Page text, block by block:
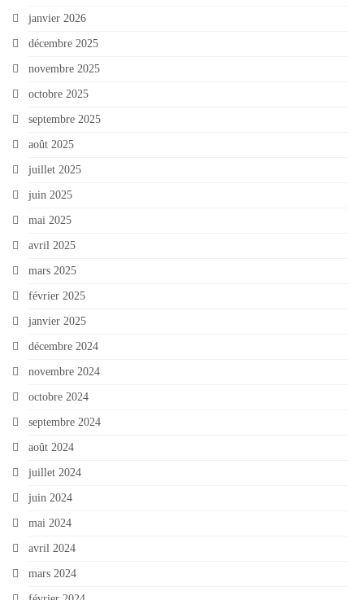
janvier 2026
décembre 2025
novembre 2025
octobre 2025
septembre 2025
août 2025
juillet 2025
juin 2025
mai 2025
avril 2025
mars 2025
février 2025
janvier 2025
décembre 2024
novembre 2024
octobre 2024
septembre 2024
août 2024
juillet 2024
juin 2024
mai 2024
avril 2024
mars 2024